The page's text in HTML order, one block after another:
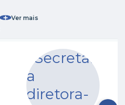
Edição nº 9
Sexta-feira 15/05/2026
10:36
Ver mais